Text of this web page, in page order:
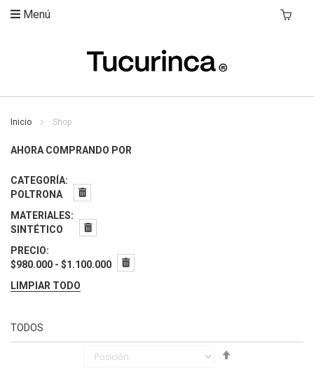
Menú Mi
Inicio Shop
AHORA COMPRANDO POR
CATEGORÍA
POLTRONA
MATERIALES
SINTÉTICO
PRECIO
$980.000 - $1.100.000
LIMPIAR TODO
TODOS